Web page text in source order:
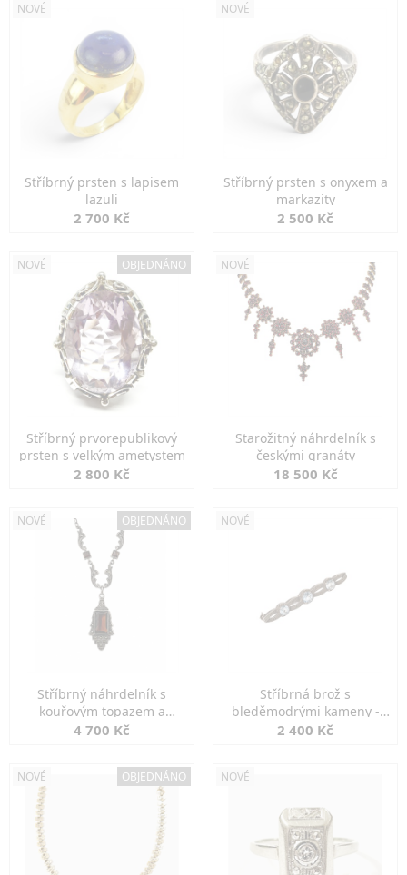
NOVÉ
Stříbrný prsten s lapisem
lazuli
2 700 Kč
NOVÉ
Stříbrný prsten s onyxem a
markazity
2 500 Kč
NOVÉ OBJEDNÁNO
Stříbrný prvorepublikový
prsten s velkým ametystem
2 800 Kč
NOVÉ
Starožitný náhrdelník s
českými granáty
18 500 Kč
NOVÉ OBJEDNÁNO
Stříbrný náhrdelník s
kouřovým topazem a
markazity
4 700 Kč
NOVÉ
Stříbrná brož s
bleděmodrými kameny -
jemná elegance
2 400 Kč
NOVÉ OBJEDNÁNO NOVÉ